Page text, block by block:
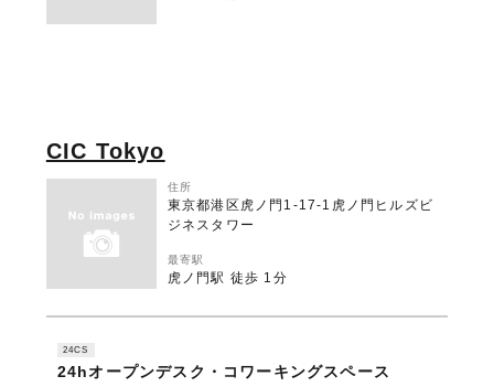
CIC Tokyo
住所
東京都港区虎ノ門1-17-1虎ノ門ヒルズビ
ジネスタワー
最寄駅
虎ノ門駅 徒歩 1分
24CS
24hオープンデスク・コワーキングスペース